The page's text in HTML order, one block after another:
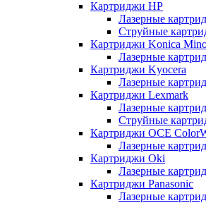
Картриджи HP
Лазерные
Струйные
Картриджи Konica
Лазерные
Картриджи Kyocera
Лазерные
Картриджи Lexmark
Лазерные
Струйные
Картриджи OCE
Лазерные
Картриджи Oki
Лазерные
Картриджи Panasonic
Лазерные